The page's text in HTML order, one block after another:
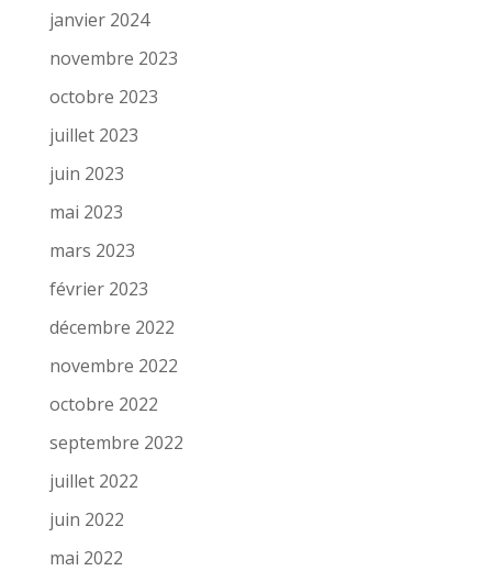
janvier 2024
novembre 2023
octobre 2023
juillet 2023
juin 2023
mai 2023
mars 2023
février 2023
décembre 2022
novembre 2022
octobre 2022
septembre 2022
juillet 2022
juin 2022
mai 2022